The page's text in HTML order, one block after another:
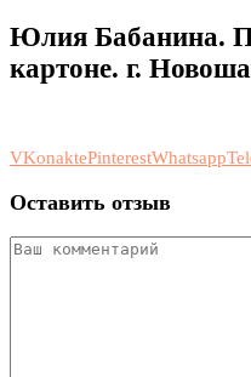
Юлия Бабанина.
картоне. г.
VKonaktePinterestWhatsapp
Оставить отзыв